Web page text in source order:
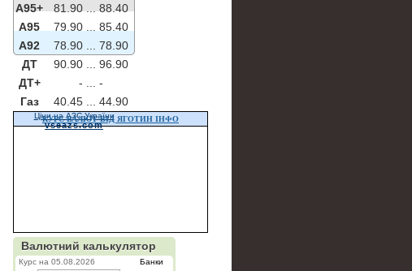
A95+
81.90 ...
88.40
A95
79.90 ...
85.40
A92
78.90 ...
78.90
ДТ
90.90 ...
96.90
ДТ+
- ...
-
Газ
40.45 ... 44.90
Ціни на АЗС України
vseazs.com
КУРС ВАЛЮТ ВІД ЯГОТИН ІНФО